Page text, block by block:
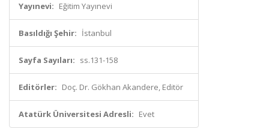
Yayınevi: Eğitim Yayınevi
Basıldığı Şehir: İstanbul
Sayfa Sayıları: ss.131-158
Editörler: Doç. Dr. Gökhan Akandere, Editör
Atatürk Üniversitesi Adresli: Evet